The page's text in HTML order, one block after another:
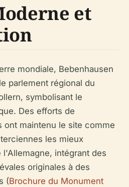
et
mondiale, Bebenhausen
parlement régional du
symbolisant le
Des efforts de
ont maintenu le site comme
les mieux
intégrant des
originales à des
(Brochure du Monument